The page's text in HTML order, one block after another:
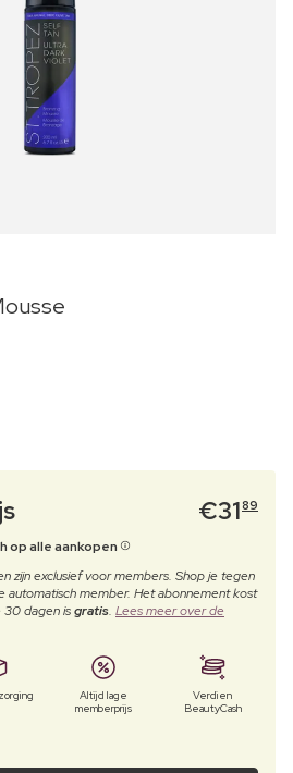
€3189
op alle aankopen
zijn exclusief voor members. Shop je tegen
automatisch member. Het abonnement kost
30 dagen isgratis. Lees meer over de
Altijd lage
memberprijs
Verdien
BeautyCash